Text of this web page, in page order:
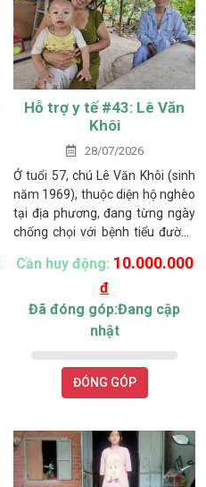
Hỗ trợ y tế #43: Lê Văn
Khôi
28/07/2026
Ở tuổi 57, chú Lê Văn Khôi (sinh
năm 1969), thuộc diện hộ nghèo
tại địa phương, đang từng ngày
chống chọi với bệnh tiểu đường
bệnh ngày càng trở nặng khiến
đôi mắt chú mù lòa, sức khỏe
suy giảm và hoàn toàn mất khả
năng lao động. Trong 5 tháng
phải tiêm insulin hằng ngày để
duy trì sự sống.
Cần huy động: 10.000.000
đ
Đã đóng góp:Đang cập
nhật
ĐÓNG GÓP